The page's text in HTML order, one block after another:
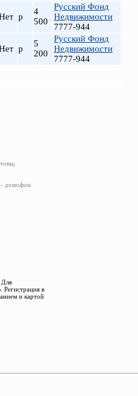
р
4
500
Русский Фонд
Недвижимости
7777-944
р
5
200
Русский Фонд
Недвижимости
7777-944
домофон
Для
в
и картой